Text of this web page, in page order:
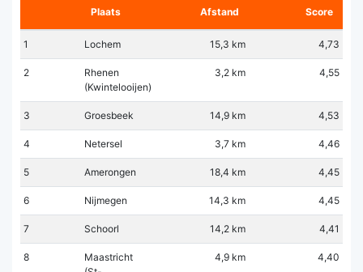
Plaats Afstand Score
1 Lochem 15,3 km 4,73
2
Rhenen
(Kwintelooijen)
3,2 km 4,55
3 Groesbeek 14,9 km 4,53
4 Netersel 3,7 km 4,46
5 Amerongen 18,4 km 4,45
6 Nijmegen 14,3 km 4,45
7 Schoorl 14,2 km 4,41
8
Maastricht
4,9 km 4,40